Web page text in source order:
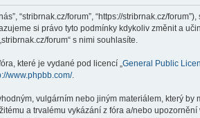
“stribrnak.cz/forum”, “https://stribrnak.cz/
si právo tyto podmínky kdykoliv změnit a
forum“ s nimi souhlasíte.
které je vydané pod licencí „ General Public
www.phpbb.com/.
vulgárním nebo jiným materiálem, který by
a trvalému vykázání z fóra a/nebo